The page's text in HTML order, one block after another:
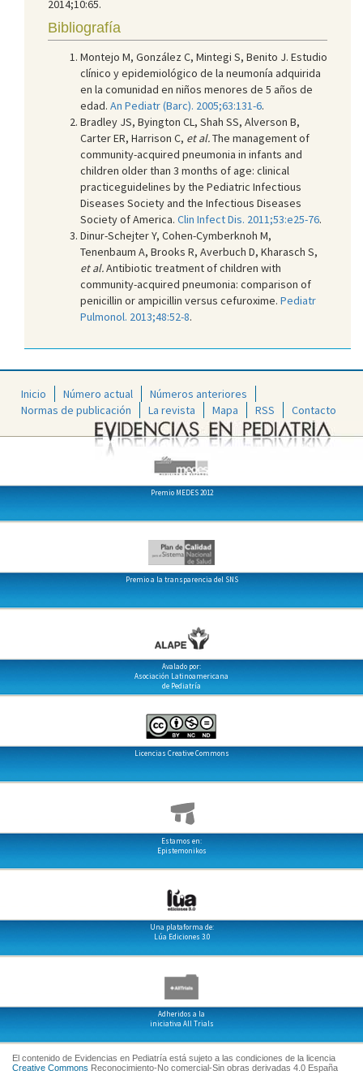
2014;10:65.
Bibliografía
Montejo M, González C, Mintegi S, Benito J. Estudio
clínico y epidemiológico de la neumonía adquirida
en la comunidad en niños menores de 5 años de
edad. An Pediatr (Barc). 2005;63:131-6.
Bradley JS, Byington CL, Shah SS, Alverson B,
Carter ER, Harrison C, et al.The management of
community-acquired pneumonia in infants and
children older than 3 months of age: clinical
practiceguidelines by the Pediatric Infectious
Diseases Society and the Infectious Diseases
Society of America. Clin Infect Dis. 2011;53:e25-76.
Dinur-Schejter Y, Cohen-Cymberknoh M,
Tenenbaum A, Brooks R, Averbuch D, Kharasch S,
et al.Antibiotic treatment of children with
community-acquired pneumonia: comparison of
penicillin or ampicillin versus cefuroxime. Pediatr
Pulmonol. 2013;48:52-8.
Inicio Número actual
Números anteriores
Normas de publicación
La revista Mapa RSS Contacto
Premio MEDES 2012
Premio a la transparencia del SNS
Avalado por:
Asociación Latinoamericana
de Pediatría
Licencias Creative Commons
Estamos en:
Epistemonikos
Una plataforma de:
Lúa Ediciones 3.0
Adheridos a la
iniciativa All Trials
El contenido de Evidencias en Pediatría está sujeto a las condiciones de la licencia
Creative Commons Reconocimiento-No comercial-Sin obras derivadas 4.0 España